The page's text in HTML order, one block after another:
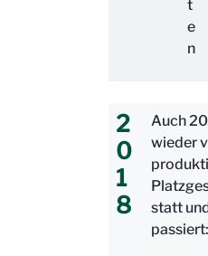
t
e
n
2
0
1
8
Auch
wieder
statt
passiert: